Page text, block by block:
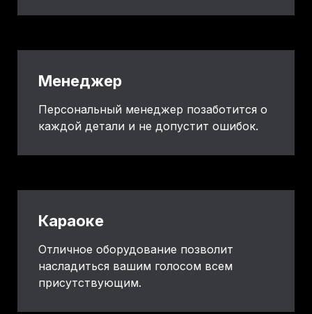
Менеджер
Персональный менеджер позаботится о
каждой детали и не допустит ошибок.
Караоке
Отличное оборудование позволит
насладиться вашим голосом всем
присутствующим.